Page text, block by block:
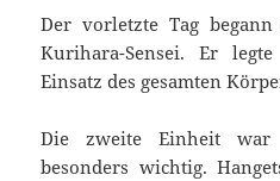
Der vorletzte Tag
Kurihara-Sensei. Er
Einsatz des gesamten
Die zweite Einheit
besonders wichtig.